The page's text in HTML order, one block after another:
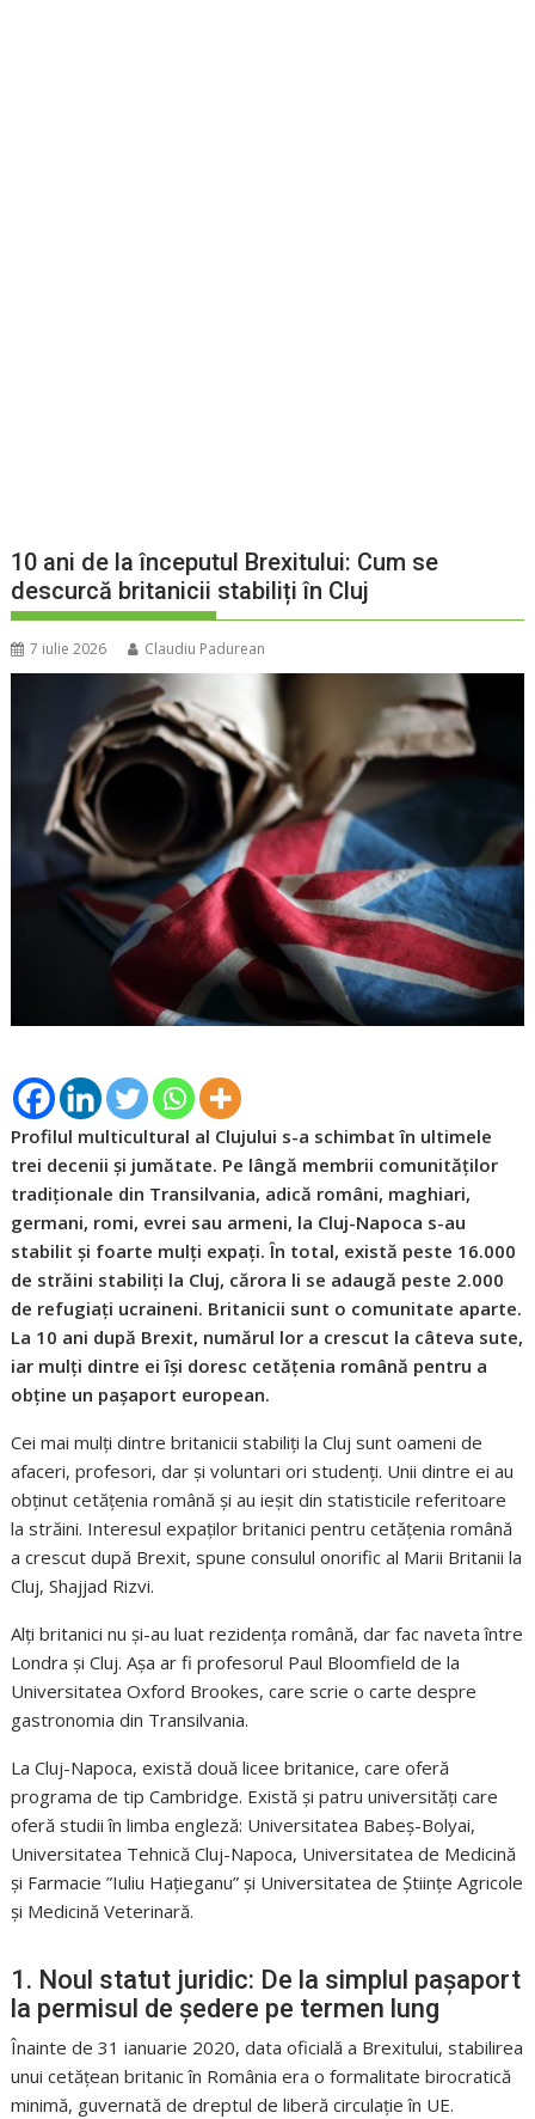
10 ani de la începutul Brexitului: Cum se
descurcă britanicii stabiliți în Cluj
7 iulie 2026 Claudiu Padurean
Profilul multicultural al Clujului s-a schimbat în ultimele
trei decenii și jumătate. Pe lângă membrii comunităților
tradiționale din Transilvania, adică români, maghiari,
germani, romi, evrei sau armeni, la Cluj-Napoca s-au
stabilit și foarte mulți expați. În total, există peste 16.000
de străini stabiliți la Cluj, cărora li se adaugă peste 2.000
de refugiați ucraineni. Britanicii sunt o comunitate aparte.
La 10 ani după Brexit, numărul lor a crescut la câteva sute,
iar mulți dintre ei își doresc cetățenia română pentru a
obține un pașaport european.
Cei mai mulți dintre britanicii stabiliți la Cluj sunt oameni de
afaceri, profesori, dar și voluntari ori studenți. Unii dintre ei au
obținut cetățenia română și au ieșit din statisticile referitoare
la străini. Interesul expaților britanici pentru cetățenia română
a crescut după Brexit, spune consulul onorific al Marii Britanii la
Cluj, Shajjad Rizvi.
Alți britanici nu și-au luat rezidența română, dar fac naveta între
Londra și Cluj. Așa ar fi profesorul Paul Bloomfield de la
Universitatea Oxford Brookes, care scrie o carte despre
gastronomia din Transilvania.
La Cluj-Napoca, există două licee britanice, care oferă
programa de tip Cambridge. Există și patru universități care
oferă studii în limba engleză: Universitatea Babeș-Bolyai,
Universitatea Tehnică Cluj-Napoca, Universitatea de Medicină
și Farmacie ”Iuliu Hațieganu” și Universitatea de Științe Agricole
și Medicină Veterinară.
1. Noul statut juridic: De la simplul pașaport
la permisul de ședere pe termen lung
Înainte de 31 ianuarie 2020, data oficială a Brexitului, stabilirea
unui cetățean britanic în România era o formalitate birocratică
minimă, guvernată de dreptul de liberă circulație în UE.